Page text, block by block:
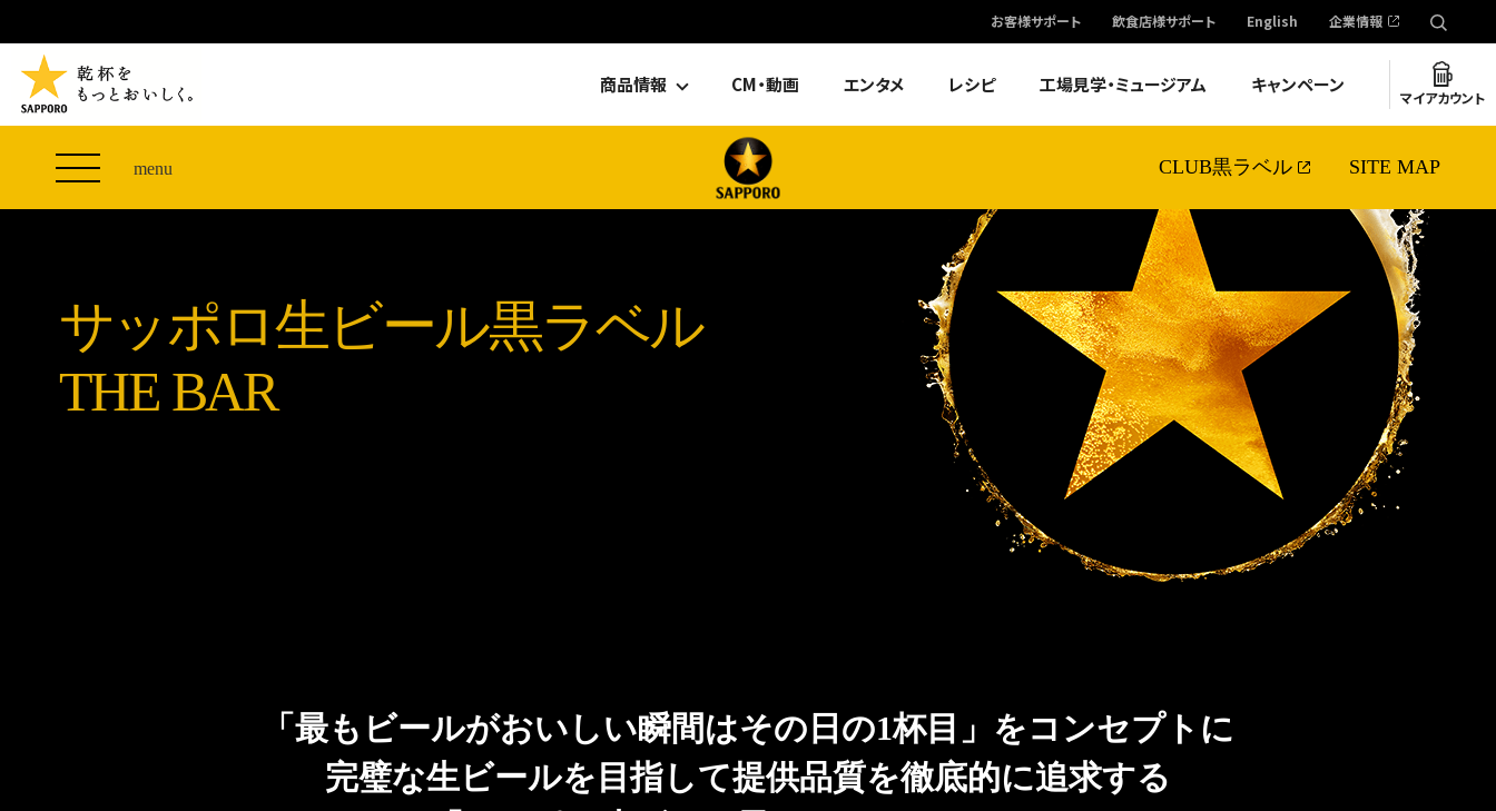
お客様サポート 飲食店様サポート English 企業情報
商品情報 CM・動画 エンタメ レシピ 工場見学・ミュージアム キャンペーン
マイアカウント
menu CLUB黒ラベル SITE MAP
ザ・パーフェクト黒ラベル アワード
山本由伸選手応援プロジェクト「GET A STAR
YOSHINOBU」
サッポロ生ビール黒ラベル 『THE STAR JAM』
限定発売
サッポロ生ビール黒ラベル
オカズデザインが提案する
黒ラベルに合う食40選
ザ・パーフェクト黒ラベルが飲めるお店
CLUB 黒ラベル
サッポロ生ビール黒ラベル
THE BAR
「最もビールがおいしい瞬間はその日の1杯目」をコンセプトに
完璧な生ビールを目指して提供品質を徹底的に追求する